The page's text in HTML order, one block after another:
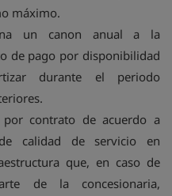
máximo.
un canon anual a la
de pago por disponibilidad
durante el periodo
contrato de acuerdo a
calidad de servicio en
que, en caso de
de la concesionaria,